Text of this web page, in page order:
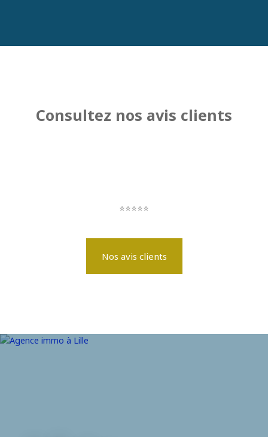
Consultez nos avis clients
⭐️⭐️⭐️⭐️⭐️
Nos avis clients